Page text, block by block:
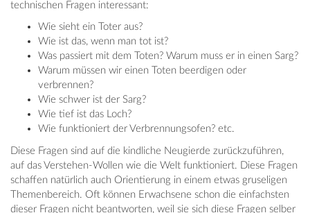
technischen Fragen interessant:
Wie sieht ein Toter aus?
Wie ist das, wenn man tot ist?
Was passiert mit dem Toten? Warum muss er in einen Sarg?
Warum müssen wir einen Toten beerdigen oder
verbrennen?
Wie schwer ist der Sarg?
Wie tief ist das Loch?
Wie funktioniert der Verbrennungsofen? etc.
Diese Fragen sind auf die kindliche Neugierde zurückzuführen,
auf das Verstehen-Wollen wie die Welt funktioniert. Diese Fragen
schaffen natürlich auch Orientierung in einem etwas gruseligen
Themenbereich. Oft können Erwachsene schon die einfachsten
dieser Fragen nicht beantworten, weil sie sich diese Fragen selber